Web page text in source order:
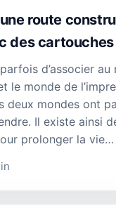
route
des
d’associer au
le monde de
deux mondes ont
Il existe ainsi
prolonger la vie…